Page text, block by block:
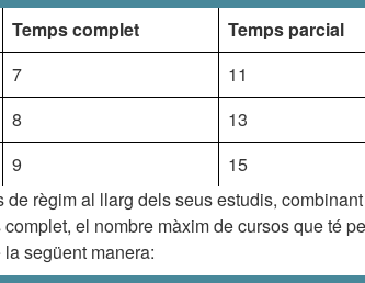
Temps complet
Temps parcial
7
11
8
13
9
15
règim al llarg dels seus estudis,
el nombre màxim de cursos que té
següent manera: